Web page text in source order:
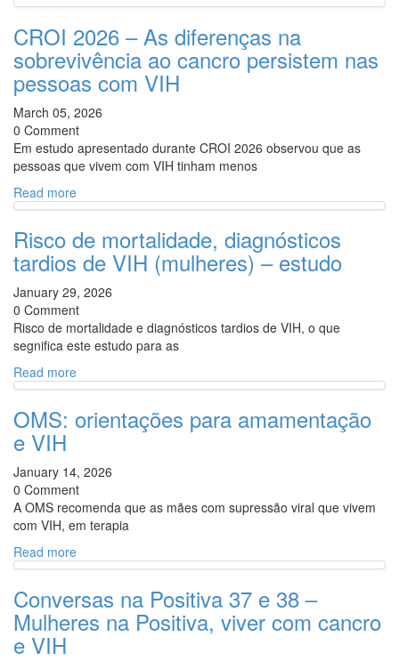
CROI 2026 – As diferenças na
sobrevivência ao cancro persistem nas
pessoas com VIH
March 05, 2026
0 Comment
Em estudo apresentado durante CROI 2026 observou que as
pessoas que vivem com VIH tinham menos
Read more
Risco de mortalidade, diagnósticos
tardios de VIH (mulheres) – estudo
January 29, 2026
0 Comment
Risco de mortalidade e diagnósticos tardios de VIH, o que
segnifica este estudo para as
Read more
OMS: orientações para amamentação
e VIH
January 14, 2026
0 Comment
A OMS recomenda que as mães com supressão viral que vivem
com VIH, em terapia
Read more
Conversas na Positiva 37 e 38 –
Mulheres na Positiva, viver com cancro
e VIH